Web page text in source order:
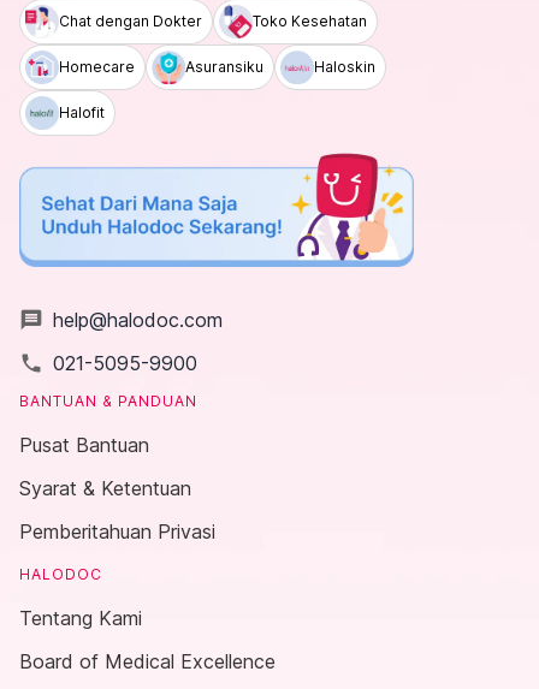
Chat dengan Dokter Toko Kesehatan
Homecare Asuransiku Haloskin
Halofit
message help@halodoc.com
local_phone 021-5095-9900
BANTUAN & PANDUAN
Pusat Bantuan
Syarat & Ketentuan
Pemberitahuan Privasi
HALODOC
Tentang Kami
Board of Medical Excellence